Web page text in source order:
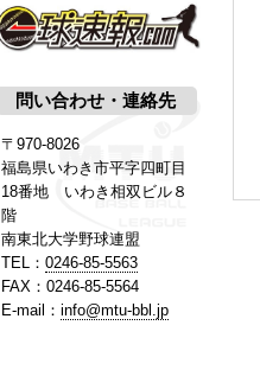
問い合わせ・連絡先
〒970-8026
福島県いわき市平字四町目
18番地 いわき相双ビル８
階
南東北大学野球連盟
TEL： 0246-85-5563
FAX：0246-85-5564
E-mail： info@mtu-bbl.jp